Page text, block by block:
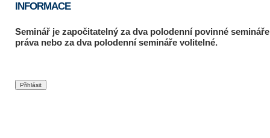
INFORMACE
Seminář je započitatelný za dva polodenní povinné
práva nebo za dva polodenní semináře volitelné.